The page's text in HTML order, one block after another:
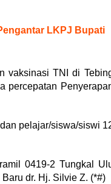
LKPJ Bupati
vaksinasi TNI di
percepatan
pelajar/siswa/siswi
0419-2 Tungkal
dr. Hj. Silvie Z. (*#)